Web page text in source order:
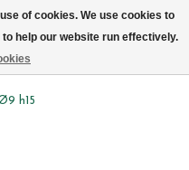
h15
of cookies. We use cookies to
help our website run effectively.